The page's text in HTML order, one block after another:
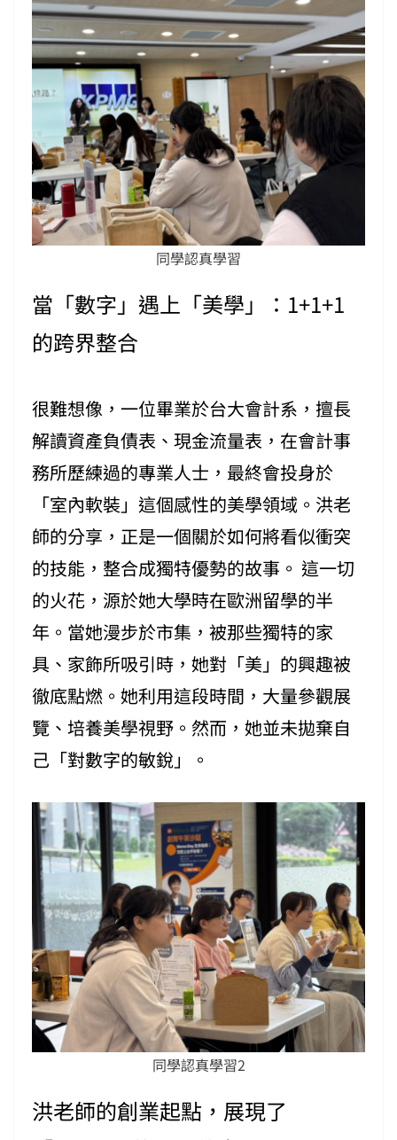
同學認真學習
當「數字」遇上「美學」：1+1+1
的跨界整合
很難想像，一位畢業於台大會計系，擅長
解讀資產負債表、現金流量表，在會計事
務所歷練過的專業人士，最終會投身於
「室內軟裝」這個感性的美學領域。洪老
師的分享，正是一個關於如何將看似衝突
的技能，整合成獨特優勢的故事。 這一切
的火花，源於她大學時在歐洲留學的半
年。當她漫步於市集，被那些獨特的家
具、家飾所吸引時，她對「美」的興趣被
徹底點燃。她利用這段時間，大量參觀展
覽、培養美學視野。然而，她並未拋棄自
己「對數字的敏銳」。
同學認真學習2
洪老師的創業起點，展現了